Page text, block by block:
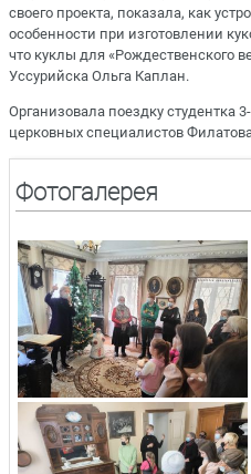
своего проекта, показала, как
особенности при изготовлении
что куклы для «Рождественского
Уссурийска Ольга Каплан.
Организовала поездку студентка
церковных специалистов
Фотогалерея